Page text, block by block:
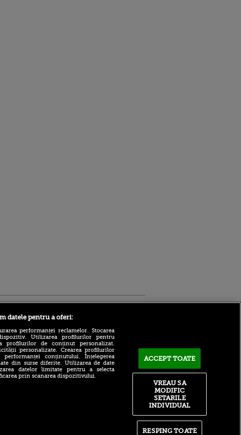
Atmosferă din altă lume la
City pentru 50.000.000€ și a
datele pentru a oferi:
performanței reclamelor. Stocarea
Utilizarea profilurilor pentru
profilurilor de conținut personalizat.
personalizate. Crearea profilurilor
performanței conținutului. Înțelegerea
din surse diferite. Utilizarea de date
datelor limitate pentru a selecta
prin scanarea dispozitivului.
ACCEPT TOATE
RESPING TOATE
VREAU SA
MODIFIC
SETARILE
INDIVIDUAL